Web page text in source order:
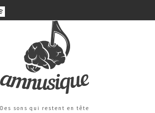
Des sons qui restent en tête